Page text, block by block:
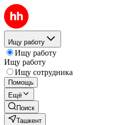
Ищу работу
Ищу работу
Ищу работу
Ищу сотрудника
Помощь
Ещё
Поиск
Ташкент